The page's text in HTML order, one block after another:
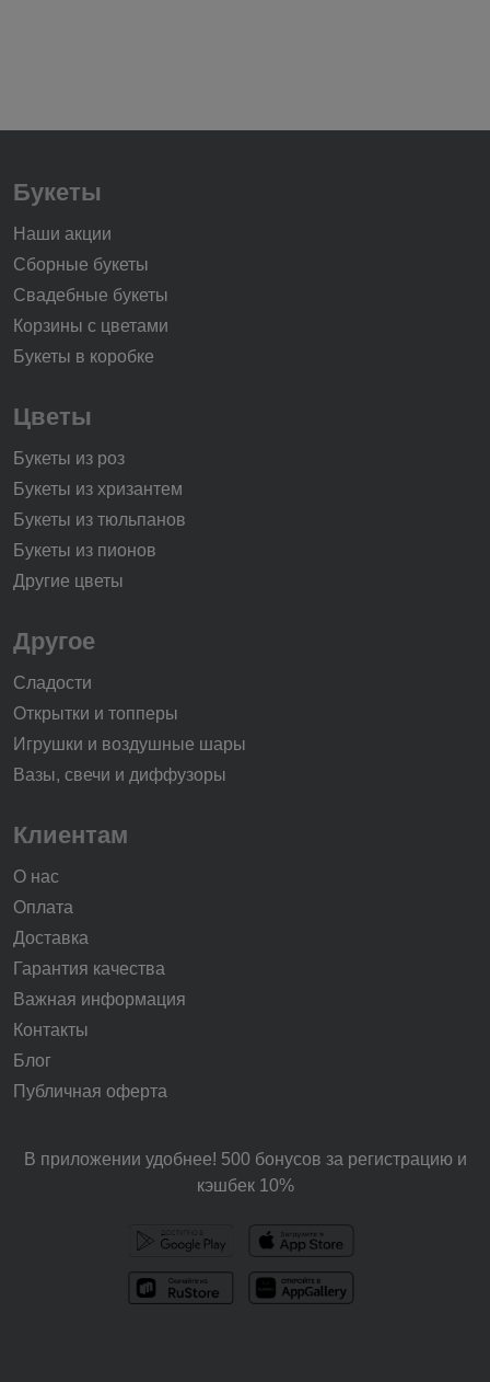
Букеты
Наши акции
Сборные букеты
Свадебные букеты
Корзины с цветами
Букеты в коробке
Цветы
Букеты из роз
Букеты из хризантем
Букеты из тюльпанов
Букеты из пионов
Другие цветы
Другое
Сладости
Открытки и топперы
Игрушки и воздушные шары
Вазы, свечи и диффузоры
Клиентам
О нас
Оплата
Доставка
Гарантия качества
Важная информация
Контакты
Блог
Публичная оферта
В приложении удобнее! 500 бонусов за регистрацию и
кэшбек 10%